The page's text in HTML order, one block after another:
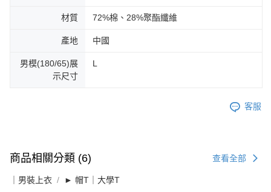
材質 72%棉、28%聚酯纖維
產地 中國
男模(180/65)展
示尺寸
L
客服
商品相關分類 (6) 查看全部
｜男裝上衣 ► 帽T｜大學T